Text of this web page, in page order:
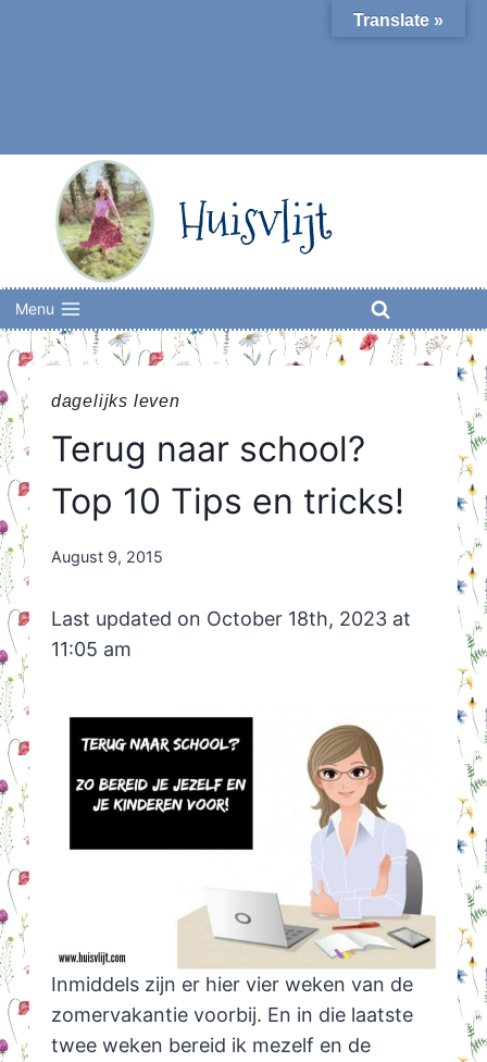
Huisvlijt
Menu
dagelijks leven
Terug naar school?
Top 10 Tips en tricks!
By
August 9, 2015
Last updated on October 18th, 2023 at
11:05 am
Inmiddels zijn er hier vier weken van de
zomervakantie voorbij. En in die laatste
twee weken bereid ik mezelf en de
Translate »